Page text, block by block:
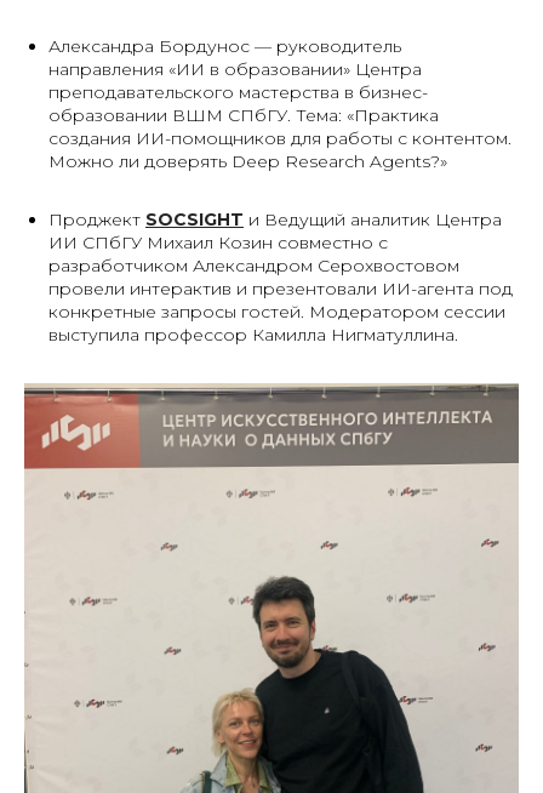
Александра Бордунос — руководитель
направления «ИИ в образовании» Центра
преподавательского мастерства в бизнес-
образовании ВШМ СПбГУ. Тема: «Практика
создания ИИ-помощников для работы с контентом.
Можно ли доверять Deep Research Agents?»
Проджект SOCSIGHT и Ведущий аналитик Центра
ИИ СПбГУ Михаил Козин совместно с
разработчиком Александром Серохвостовом
провели интерактив и презентовали ИИ-агента под
конкретные запросы гостей. Модератором сессии
выступила профессор Камилла Нигматуллина.